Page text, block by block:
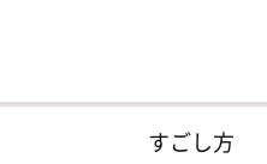
すごし方